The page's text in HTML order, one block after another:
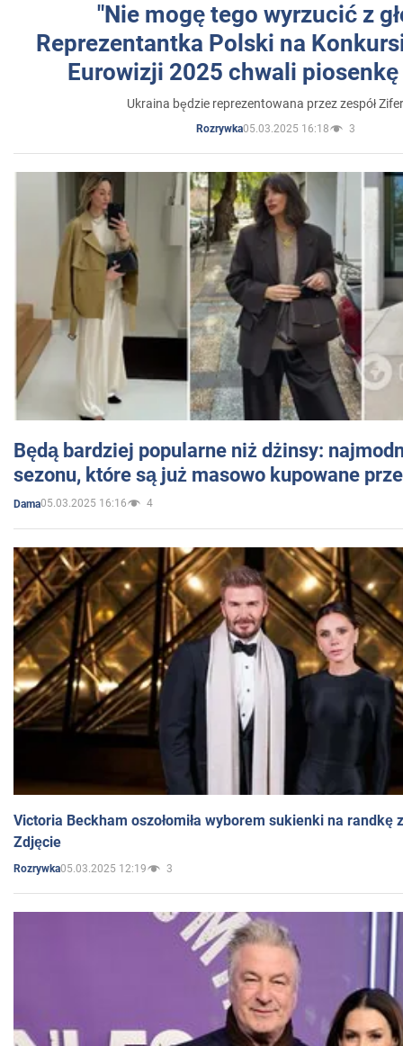
"Nie mogę tego wyrzucić z
Reprezentantka Polski na
Eurowizji 2025 chwali
Ukraina będzie reprezentowana przez zespół
Rozrywka05.03.2025 16:18 3
Będą bardziej popularne niż dżinsy:
sezonu, które są już masowo kupowane
Dama05.03.2025 16:16 4
Victoria Beckham oszołomiła wyborem sukienki na randkę
Zdjęcie
Rozrywka05.03.2025 12:19 3